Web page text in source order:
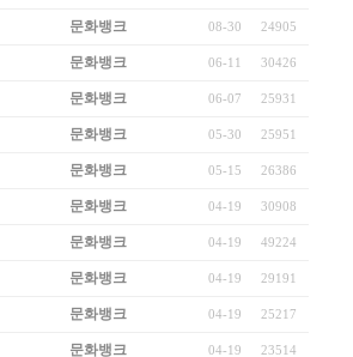
문화뱅크 08-30 24905
문화뱅크 06-11 30426
문화뱅크 06-07 25931
문화뱅크 05-30 25951
문화뱅크 05-15 26386
문화뱅크 04-19 30908
문화뱅크 04-19 49224
문화뱅크 04-19 29191
문화뱅크 04-19 25217
문화뱅크 04-19 23514